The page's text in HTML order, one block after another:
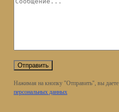
Нажимая на кнопку "Отправить", вы даете
персональных данных